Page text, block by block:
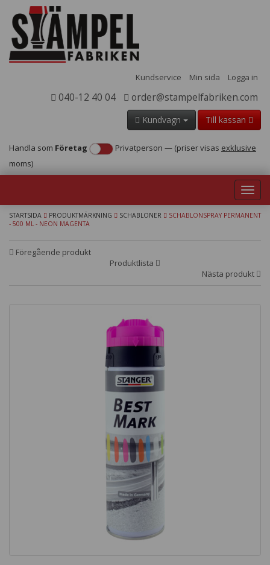
Kundservice Min sida Logga in
040-12 40 04 order@stampelfabriken.com
Kundvagn Till kassan
Handla som Företag Privatperson — (priser visas exklusive
moms)
STARTSIDA PRODUKTMÄRKNING SCHABLONER
SCHABLONSPRAY PERMANENT
- 500 ML - NEON MAGENTA
Föregående produkt
Produktlista
Nästa produkt